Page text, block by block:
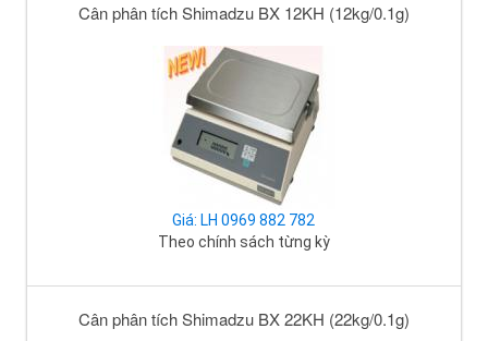
Cân phân tích Shimadzu BX 12KH (12kg/0.1g)
Giá: LH 0969 882 782
Theo chính sách từng kỳ
Cân phân tích Shimadzu BX 22KH (22kg/0.1g)